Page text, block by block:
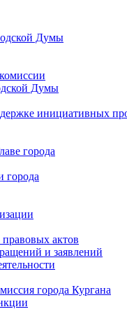
Думы
Думы
инициативных
города
города
актов
и заявлений
города Кургана